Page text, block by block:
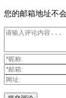
您的邮箱地址不